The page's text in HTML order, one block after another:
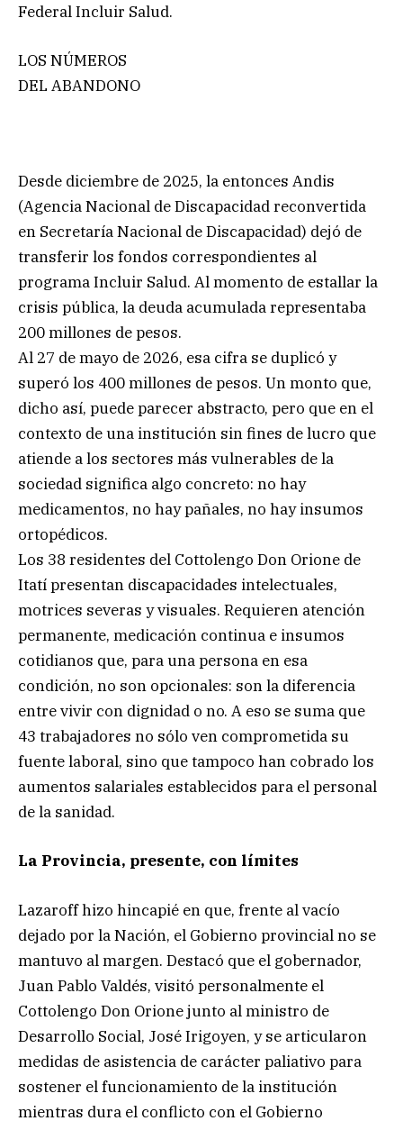
Federal Incluir Salud.
LOS NÚMEROS
DEL ABANDONO
Desde diciembre de 2025, la entonces Andis
(Agencia Nacional de Discapacidad reconvertida
en Secretaría Nacional de Discapacidad) dejó de
transferir los fondos correspondientes al
programa Incluir Salud. Al momento de estallar la
crisis pública, la deuda acumulada representaba
200 millones de pesos.
Al 27 de mayo de 2026, esa cifra se duplicó y
superó los 400 millones de pesos. Un monto que,
dicho así, puede parecer abstracto, pero que en el
contexto de una institución sin fines de lucro que
atiende a los sectores más vulnerables de la
sociedad significa algo concreto: no hay
medicamentos, no hay pañales, no hay insumos
ortopédicos.
Los 38 residentes del Cottolengo Don Orione de
Itatí presentan discapacidades intelectuales,
motrices severas y visuales. Requieren atención
permanente, medicación continua e insumos
cotidianos que, para una persona en esa
condición, no son opcionales: son la diferencia
entre vivir con dignidad o no. A eso se suma que
43 trabajadores no sólo ven comprometida su
fuente laboral, sino que tampoco han cobrado los
aumentos salariales establecidos para el personal
de la sanidad.
La Provincia, presente, con límites
Lazaroff hizo hincapié en que, frente al vacío
dejado por la Nación, el Gobierno provincial no se
mantuvo al margen. Destacó que el gobernador,
Juan Pablo Valdés, visitó personalmente el
Cottolengo Don Orione junto al ministro de
Desarrollo Social, José Irigoyen, y se articularon
medidas de asistencia de carácter paliativo para
sostener el funcionamiento de la institución
mientras dura el conflicto con el Gobierno